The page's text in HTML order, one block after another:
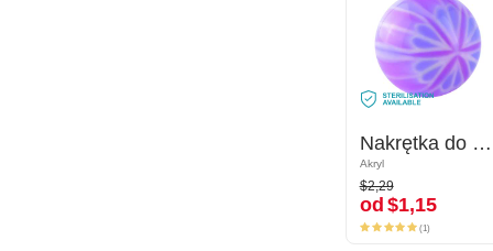
Nakrętka do prętów z gwintem (akryl, różne kolory)
Akryl
$2,29
od$1,15
Nakrętka do prętów z gwintem (akryl, różne kolory)
Akryl
$2,29
od $1,15
(1)